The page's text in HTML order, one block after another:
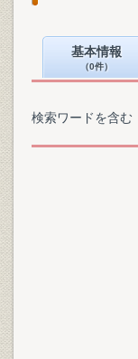
基本情報
（0件）
検索ワードを含む